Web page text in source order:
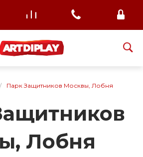
/ Парк Защитников Москвы, Лобня
Лобня